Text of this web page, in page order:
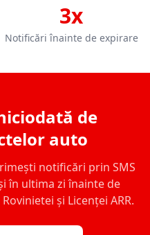
3x
Notificări înainte de expirare
de
auto
notificări prin SMS
în ultima zi înainte de
și Licenței ARR.